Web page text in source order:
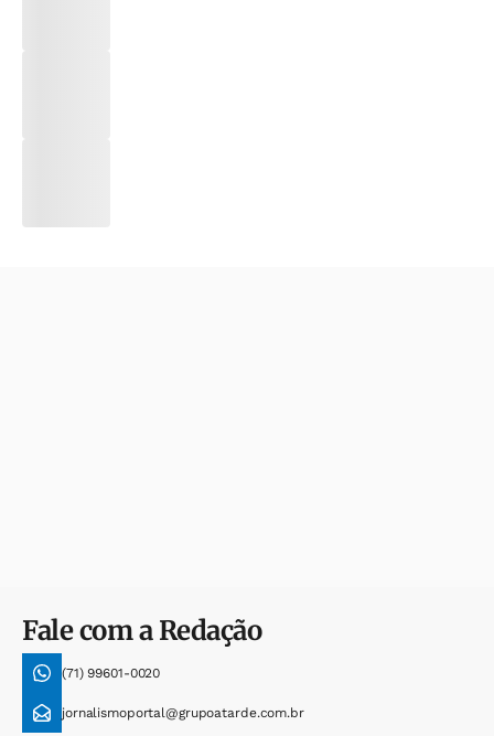
Fale com a Redação
(71) 99601-0020
jornalismoportal@grupoatarde.com.br